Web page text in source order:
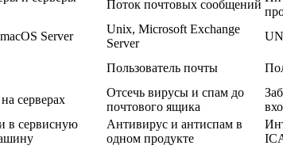
Поток почтовых сообщений
Server
Unix, Microsoft Exchange
Server
Пользователь почты
серверах
Отсечь вирусы и спам до
почтового ящика
в сервисную
Антивирус и антиспам в
одном продукте